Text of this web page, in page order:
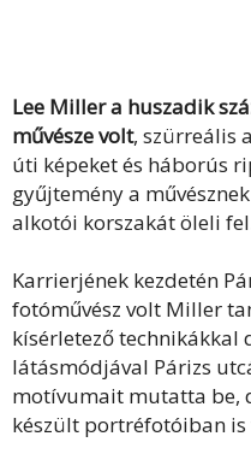
Lee Miller a huszadik
művésze volt, szürreális
úti képeket és háborús
gyűjtemény a
alkotói korszakát öleli
Karrierjének kezdetén
fotóművész volt Miller
kísérletező technikákkal
látásmódjával Párizs
motívumait mutatta be,
készült portréfotóiban is